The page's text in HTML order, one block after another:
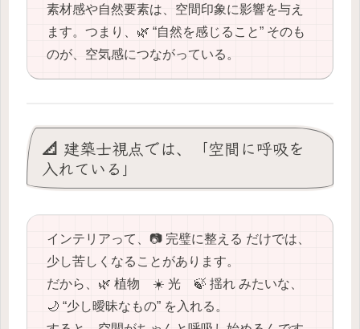
素材感や自然要素は、空間印象に影響を与え
ます。つまり、🌿 “自然を感じること” そのも
のが、空気感につながっている。
📐 建築士視点では、「空間に呼吸を
入れている」
インテリアって、📷 完璧に整える だけでは、
少し苦しくなることがあります。
だから、🌿 植物 ☀️ 光 🍃 揺れ みたいな、
🌙 “少し曖昧なもの” を入れる。